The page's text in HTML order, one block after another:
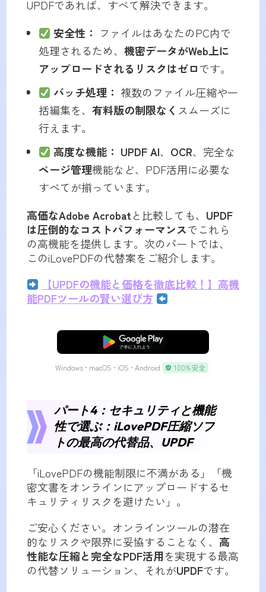
UPDFであれば、すべて解決できます。
安全性： ファイルはあなたのPC内で
処理されるため、 機密データがWeb上に
アップロードされるリスクはゼロです。
バッチ処理： 複数のファイル圧縮や一
括編集を、 有料版の制限なく スムーズに
行えます。
高度な機能： UPDF AI、 OCR、完全な
ページ管理機能など、PDF活用に必要な
すべてが揃っています。
高価なAdobe Acrobatと比較しても、 UPDF
は圧倒的なコストパフォーマンスでこれら
の高機能を提供します。次のパートでは、
このiLovePDFの代替案をご紹介します。
【UPDFの機能と価格を徹底比較！】高機
能PDFツールの賢い選び方
無料ダウンロード
Windows • macOS • iOS • Android 100%安全
パート4：セキュリティと機能
性で選ぶ：iLovePDF圧縮ソフ
トの最高の代替品、UPDF
「iLovePDFの機能制限に不満がある」「機
密文書をオンラインにアップロードするセ
キュリティリスクを避けたい」。
ご安心ください。オンラインツールの潜在
的なリスクや限界に妥協することなく、 高
性能な圧縮と完全なPDF活用を実現する最高
の代替ソリューション、それがUPDFです。